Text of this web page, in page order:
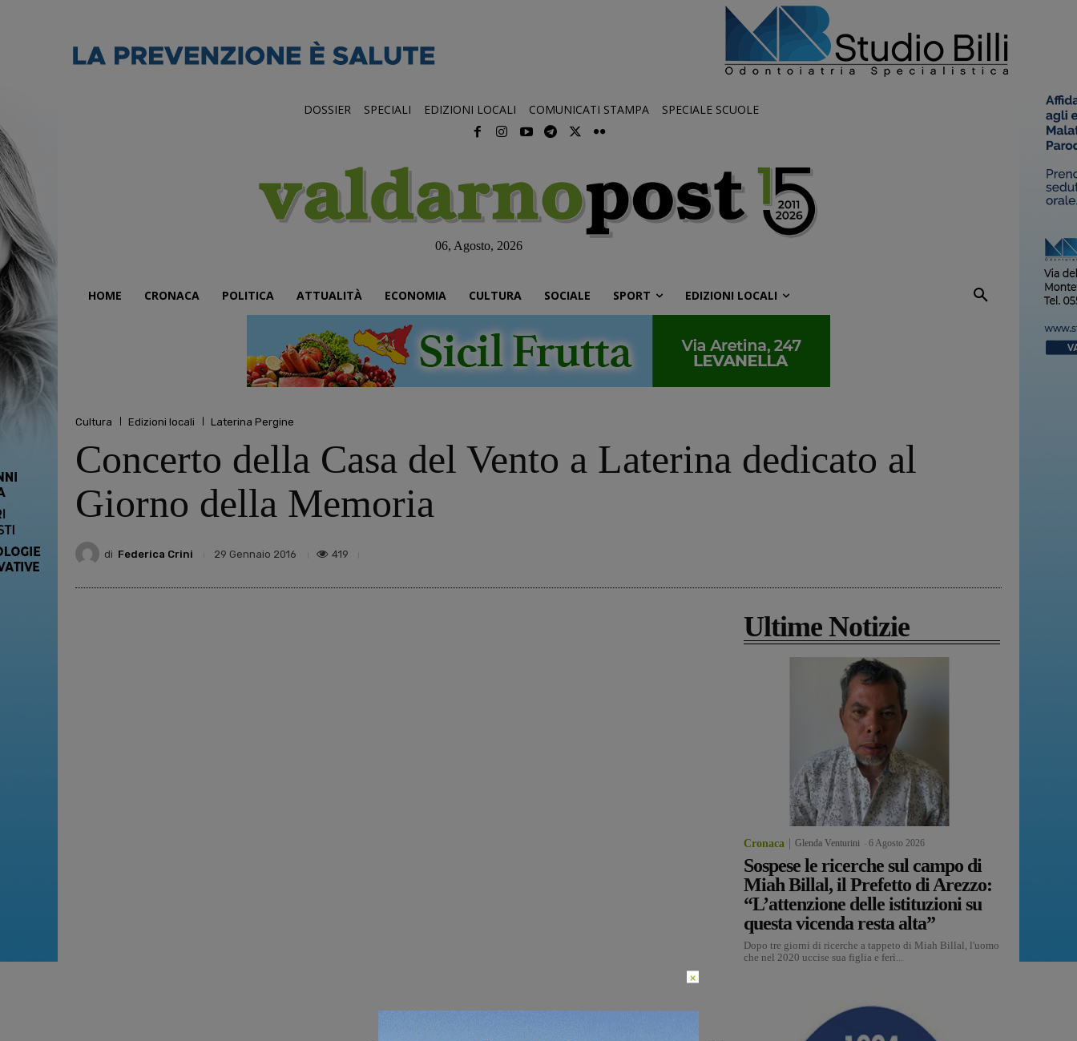
DOSSIER SPECIALI EDIZIONI LOCALI COMUNICATI STAMPA SPECIALE SCUOLE
06, Agosto, 2026
HOME CRONACA POLITICA ATTUALITÀ ECONOMIA CULTURA SOCIALE SPORT EDIZIONI LOCALI
Cultura Edizioni locali Laterina Pergine
Concerto della Casa del Vento a Laterina dedicato al
Giorno della Memoria
di Federica Crini 29 Gennaio 2016 419
Ultime Notizie
Cronaca Glenda Venturini 6 Agosto 2026
Sospese le ricerche sul campo di
Miah Billal, il Prefetto di Arezzo:
“L’attenzione delle istituzioni su
questa vicenda resta alta”
Dopo tre giorni di ricerche a tappeto di Miah Billal, l'uomo
che nel 2020 uccise sua figlia e ferì...
×